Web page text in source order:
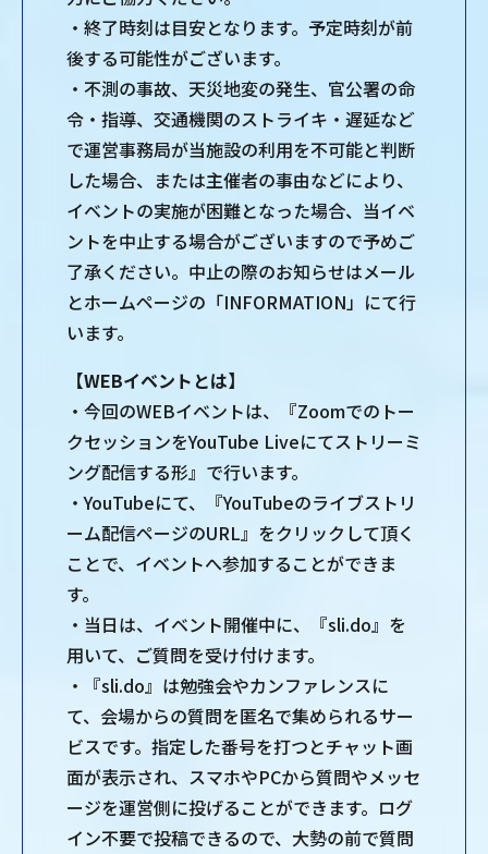
・終了時刻は⽬安となります。予定時刻が前
後する可能性がございます。
・不測の事故、天災地変の発⽣、官公署の命
令・指導、交通機関のストライキ・遅延など
で運営事務局が当施設の利⽤を不可能と判断
した場合、または主催者の事由などにより、
イベントの実施が困難となった場合、当イベ
ントを中⽌する場合がございますので予めご
了承ください。中⽌の際のお知らせはメール
とホームページの「INFORMATION」にて⾏
います。
【WEBイベントとは】
・今回のWEBイベントは、『Zoomでのトー
クセッションをYouTube Liveにてストリーミ
ング配信する形』で⾏います。
・YouTubeにて、『YouTubeのライブストリ
ーム配信ページのURL』をクリックして頂く
ことで、イベントへ参加することができま
す。
・当⽇は、イベント開催中に、『sli.do』を
⽤いて、ご質問を受け付けます。
・『sli.do』は勉強会やカンファレンスに
て、会場からの質問を匿名で集められるサー
ビスです。指定した番号を打つとチャット画
⾯が表⽰され、スマホやPCから質問やメッセ
ージを運営側に投げることができます。ログ
イン不要で投稿できるので、⼤勢の前で質問